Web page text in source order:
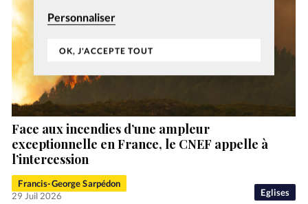
Personnaliser
OK, J'ACCEPTE TOUT
Eglises
Face aux incendies d’une ampleur
exceptionnelle en France, le CNEF appelle à
l’intercession
Francis-George Sarpédon
29 Juil 2026